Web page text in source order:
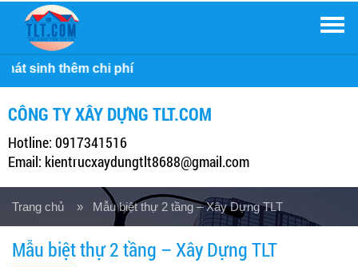
CÔNG TY XÂY DỰNG TLT.COM
Hotline: 0917341516
Email: kientrucxaydungtlt8688@gmail.com
Trang chủ » Mẫu biệt thự 2 tầng – Xây Dựng TLT
Mẫu biệt thự 2 tầng – Xây Dựng TLT